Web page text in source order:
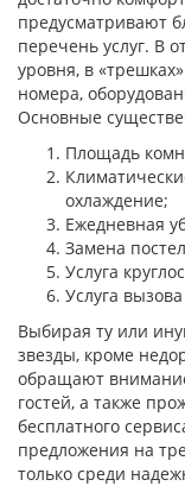
предусматривают
перечень услуг. В
уровня, в
номера,
Основные
Площадь
охлаждение;
Ежедневная
Замена
Услуга
Услуга
Выбирая ту или
звезды, кроме
обращают
гостей, а также
бесплатного
предложения на
только среди